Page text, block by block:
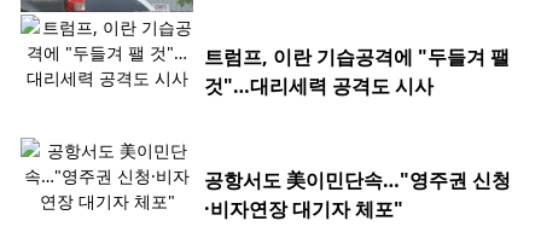
트럼프, 이란 기습공격에 "두들겨 팰
것"…대리세력 공격도 시사
공항서도 美이민단속…"영주권 신청
·비자연장 대기자 체포"